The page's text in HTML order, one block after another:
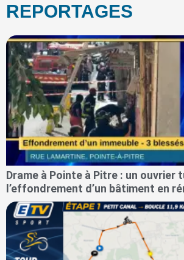
REPORTAGES
Drame à Pointe à Pitre : un ouvrier
l’effondrement d’un bâtiment en